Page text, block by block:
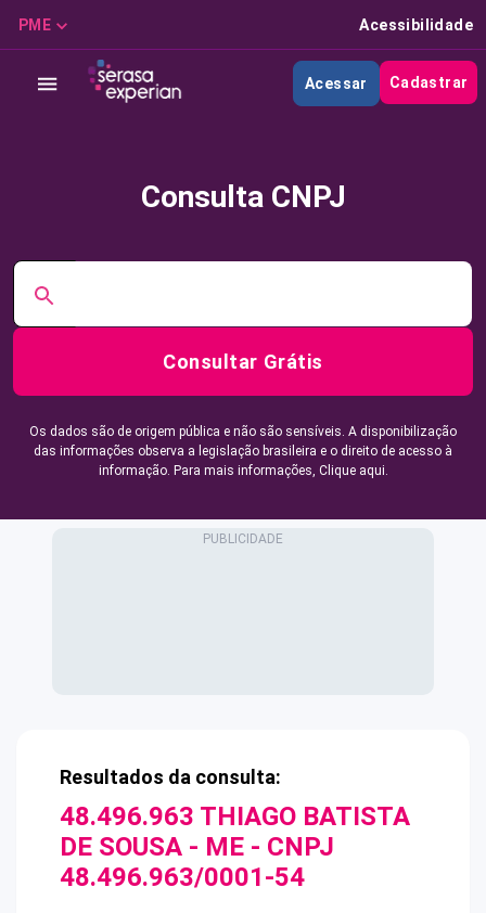
PME Acessibilidade
Acessar Cadastrar
Consulta CNPJ
Consultar Grátis
Os dados são de origem pública e não são sensíveis. A disponibilização
das informações observa a legislação brasileira e o direito de acesso à
informação. Para mais informações, Clique aqui.
Resultados da consulta:
48.496.963 THIAGO BATISTA
DE SOUSA - ME - CNPJ
48.496.963/0001-54